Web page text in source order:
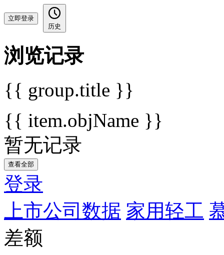
立即登录
历史
浏览记录
{{ group.title }}
{{ item.objName }}
暂无记录
查看全部
登录
上市公司数据 家用轻工
差额